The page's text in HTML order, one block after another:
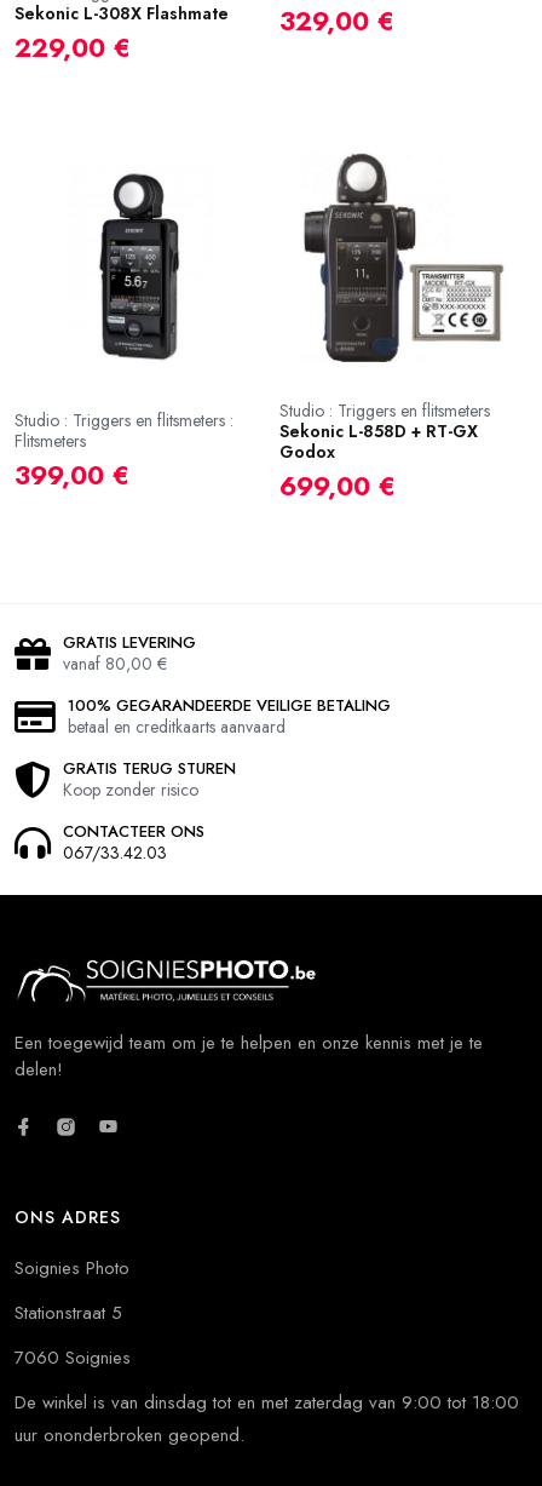
Sekonic L-308X Flashmate
229,00 €
329,00 €
Studio : Triggers en flitsmeters :
Flitsmeters
399,00 €
Studio : Triggers en flitsmeters
Sekonic L-858D + RT-GX
Godox
699,00 €
GRATIS LEVERING
vanaf 80,00 €
100% GEGARANDEERDE VEILIGE BETALING
betaal en creditkaarts aanvaard
GRATIS TERUG STUREN
Koop zonder risico
CONTACTEER ONS
067/33.42.03
Een toegewijd team om je te helpen en onze kennis met je te
delen!
ONS ADRES
Soignies Photo
Stationstraat 5
7060 Soignies
De winkel is van dinsdag tot en met zaterdag van 9:00 tot 18:00
uur ononderbroken geopend.